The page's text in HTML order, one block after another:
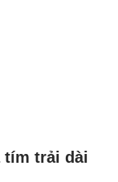
tím trải dài